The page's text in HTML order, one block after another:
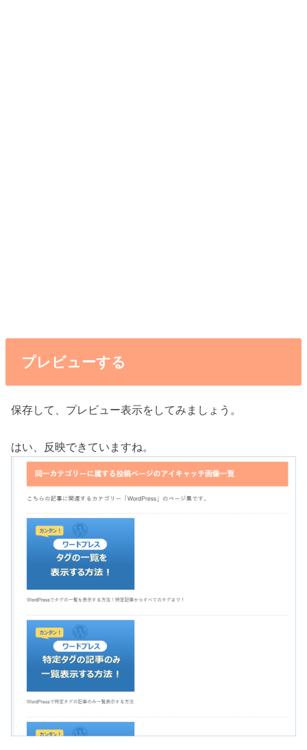
プレビューする
保存して、プレビュー表示をしてみましょう。
はい、反映できていますね。